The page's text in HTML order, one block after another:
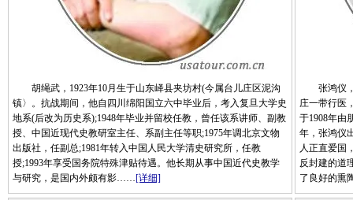
胡绳武，1923年10月生于山东峄县夹坊村(今属台儿庄区泥沟
镇〉。抗战期间，他自四川绵阳国立六中毕业后，考入复旦大学史
地系(后改为历史系);1948年毕业并留校任教，曾任该系讲师、副教
授、中国近现代史教研室主任、系副主任等职;1975年调北京文物
出版社，任副总;1981年转入中国人民大学清史研究所，任教
授;1993年享受国务院特殊津贴待遇。他长期从事中国近代史教学
与研究，是国内外颇有影……[详细]
张鸿仪，
庄一带行医
于1908年由
年，张鸿仪
人正直爱国
反封建的道
了良好的熏